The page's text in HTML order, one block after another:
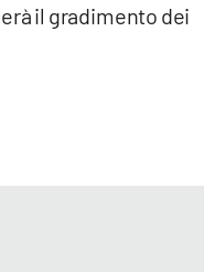
il gradimento dei